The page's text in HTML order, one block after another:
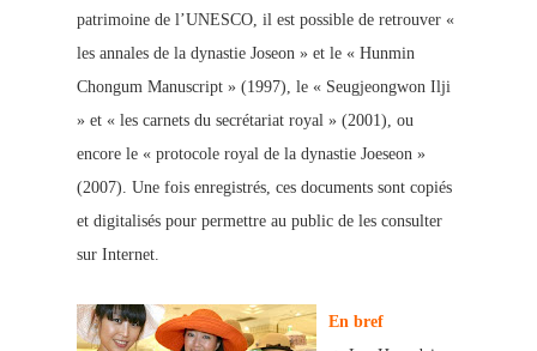
patrimoine de l’UNESCO, il est possible de retrouver «
les annales de la dynastie Joseon » et le « Hunmin
Chongum Manuscript » (1997), le « Seugjeongwon Ilji
» et « les carnets du secrétariat royal » (2001), ou
encore le « protocole royal de la dynastie Joeseon »
(2007). Une fois enregistrés, ces documents sont copiés
et digitalisés pour permettre au public de les consulter
sur Internet.
En bref